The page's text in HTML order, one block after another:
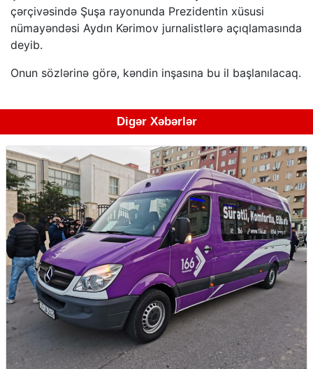
çərçivəsində Şuşa rayonunda Prezidentin xüsusi
nümayəndəsi Aydın Kərimov jurnalistlərə açıqlamasında
deyib.
Onun sözlərinə görə, kəndin inşasına bu il başlanılacaq.
Digər Xəbərlər